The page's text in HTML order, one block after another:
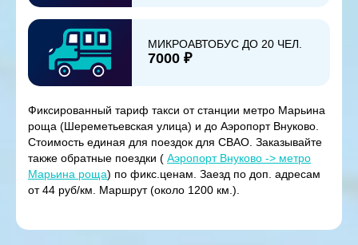
МИКРОАВТОБУС ДО 20 ЧЕЛ.
7000 ₽
Фиксированный тариф такси от станции метро Марьина
роща (Шереметьевская улица) и до Аэропорт Внуково.
Стоимость единая для поездок для СВАО. Заказывайте
также обратные поездки ( Аэропорт Внуково -> метро
Марьина роща) по фикс.ценам. Заезд по доп. адресам
от 44 руб/км. Маршрут (около 1200 км.).